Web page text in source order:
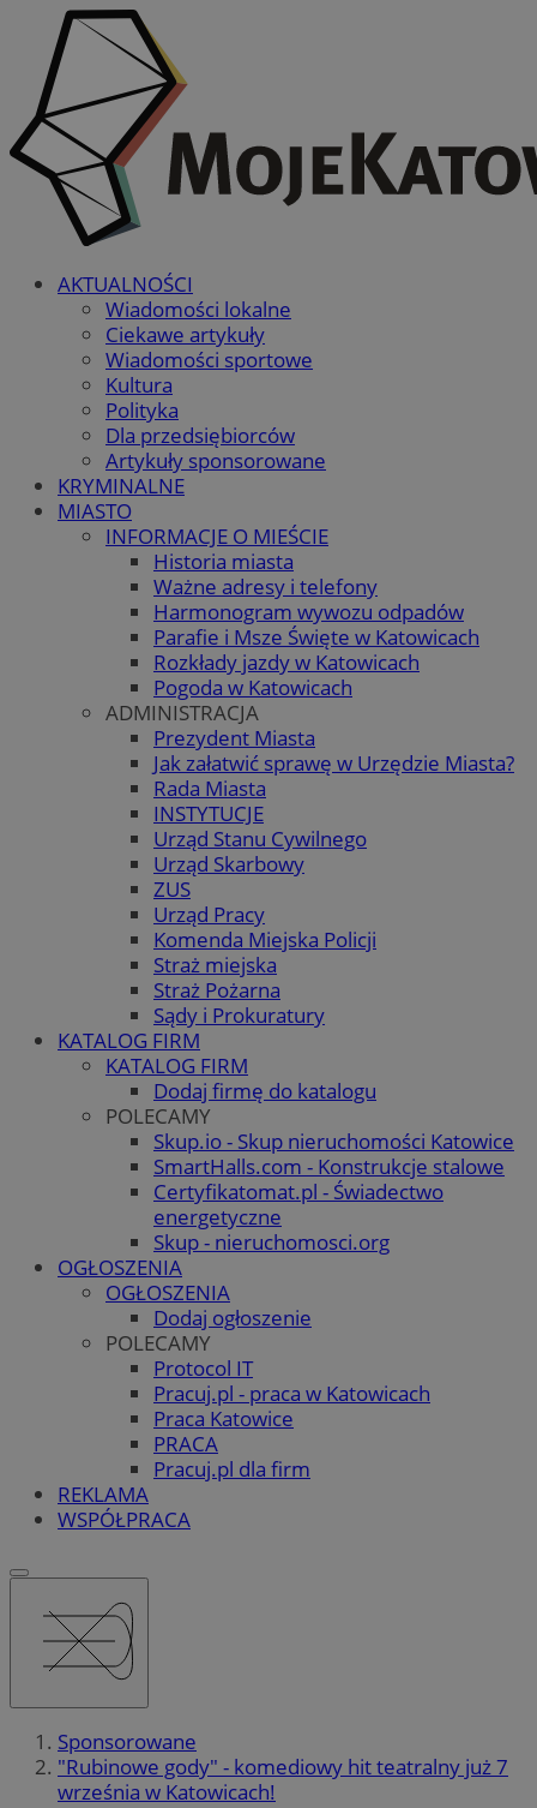
AKTUALNOŚCI
Wiadomości lokalne
Ciekawe artykuły
Wiadomości sportowe
Kultura
Polityka
Dla przedsiębiorców
Artykuły sponsorowane
KRYMINALNE
MIASTO
INFORMACJE O MIEŚCIE
Historia miasta
Ważne adresy i telefony
Harmonogram wywozu odpadów
Parafie i Msze Święte w Katowicach
Rozkłady jazdy w Katowicach
Pogoda w Katowicach
ADMINISTRACJA
Prezydent Miasta
Jak załatwić sprawę w Urzędzie Miasta?
Rada Miasta
INSTYTUCJE
Urząd Stanu Cywilnego
Urząd Skarbowy
ZUS
Urząd Pracy
Komenda Miejska Policji
Straż miejska
Straż Pożarna
Sądy i Prokuratury
KATALOG FIRM
KATALOG FIRM
Dodaj firmę do katalogu
POLECAMY
Skup.io - Skup nieruchomości Katowice
SmartHalls.com - Konstrukcje stalowe
Certyfikatomat.pl - Świadectwo
energetyczne
Skup - nieruchomosci.org
OGŁOSZENIA
OGŁOSZENIA
Dodaj ogłoszenie
POLECAMY
Protocol IT
Pracuj.pl - praca w Katowicach
Praca Katowice
PRACA
Pracuj.pl dla firm
REKLAMA
WSPÓŁPRACA
Sponsorowane
"Rubinowe gody" - komediowy hit teatralny już 7
września w Katowicach!